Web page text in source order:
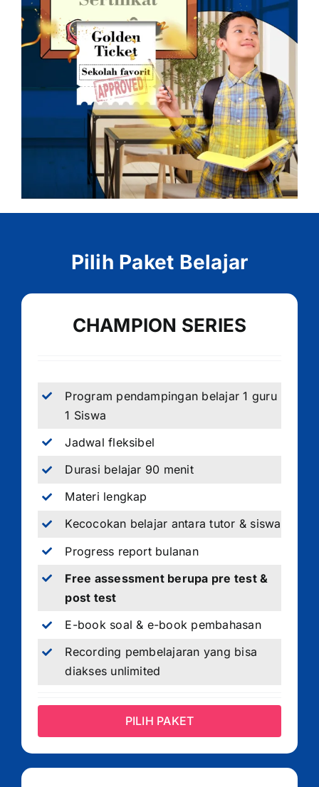
Pilih Paket Belajar
CHAMPION SERIES
Program pendampingan belajar 1 guru
1 Siswa
Jadwal fleksibel
Durasi belajar 90 menit
Materi lengkap
Kecocokan belajar antara tutor & siswa
Progress report bulanan
Free assessment berupa pre test &
post test
E-book soal & e-book pembahasan
Recording pembelajaran yang bisa
diakses unlimited
PILIH PAKET